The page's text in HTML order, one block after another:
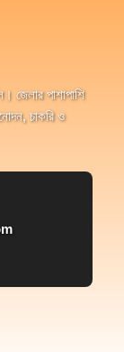
জেলার পাশাপাশি
চাকরি ও